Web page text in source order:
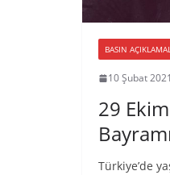
BASIN
10 Şubat 2021
29
Türkiye’de